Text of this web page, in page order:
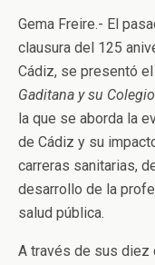
Gema Freire.- El
clausura del 125
Cádiz, se presentó el
Gaditana y su
la que se aborda la
de Cádiz y su
carreras sanitarias,
desarrollo de la
salud pública.
A través de sus diez